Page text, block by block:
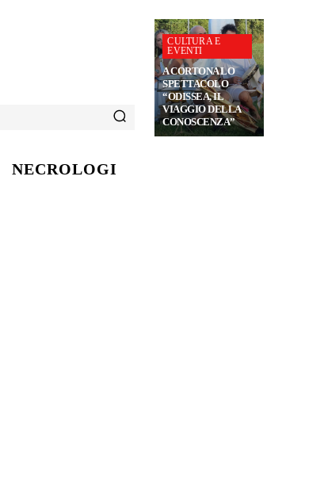
CULTURA E
EVENTI
A CORTONA LO
SPETTACOLO
“ODISSEA, IL
VIAGGIO DELLA
CONOSCENZA”
NECROLOGI